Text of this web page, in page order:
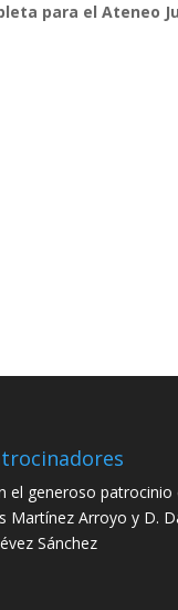
para el Ateneo
el generoso patrocinio
Martínez Arroyo y D.
Sánchez